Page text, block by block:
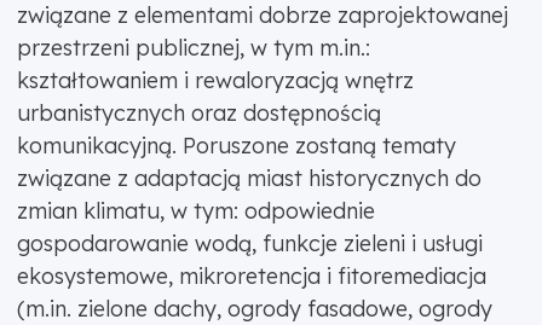
związane z elementami dobrze zaprojektowanej
przestrzeni publicznej, w tym m.in.:
kształtowaniem i rewaloryzacją wnętrz
urbanistycznych oraz dostępnością
komunikacyjną. Poruszone zostaną tematy
związane z adaptacją miast historycznych do
zmian klimatu, w tym: odpowiednie
gospodarowanie wodą, funkcje zieleni i usługi
ekosystemowe, mikroretencja i fitoremediacja
(m.in. zielone dachy, ogrody fasadowe, ogrody